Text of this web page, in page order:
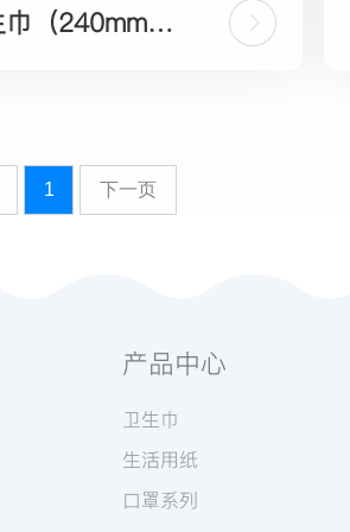
（240mm4
1 下一页
产品中心
卫生巾
生活用纸
口罩系列